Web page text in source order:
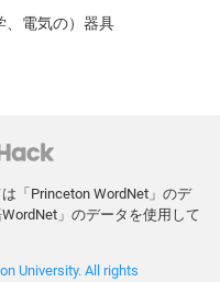
、電気の）器具
「Princeton WordNet」のデ
」のデータを使用して
University. All rights